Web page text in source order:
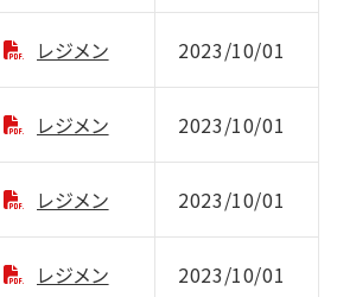
レジメン 2023/10/01
レジメン 2023/10/01
レジメン 2023/10/01
レジメン 2023/10/01